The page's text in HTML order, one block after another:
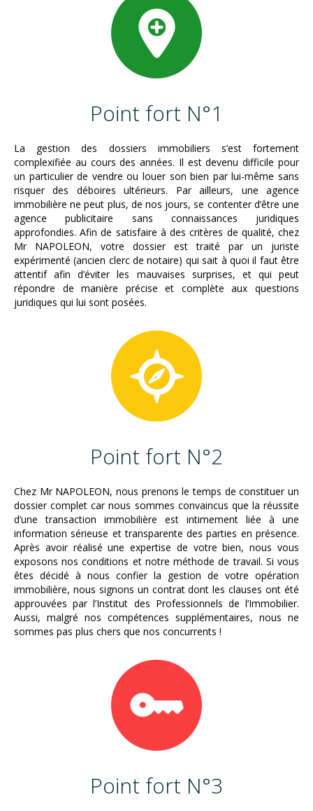
Point fort N°1
La gestion des dossiers immobiliers s’est fortement
complexifiée au cours des années. Il est devenu difficile pour
un particulier de vendre ou louer son bien par lui-même sans
risquer des déboires ultérieurs. Par ailleurs, une agence
immobilière ne peut plus, de nos jours, se contenter d’être une
agence publicitaire sans connaissances juridiques
approfondies. Afin de satisfaire à des critères de qualité, chez
Mr NAPOLEON, votre dossier est traité par un juriste
expérimenté (ancien clerc de notaire) qui sait à quoi il faut être
attentif afin d’éviter les mauvaises surprises, et qui peut
répondre de manière précise et complète aux questions
juridiques qui lui sont posées.
Point fort N°2
Chez Mr NAPOLEON, nous prenons le temps de constituer un
dossier complet car nous sommes convaincus que la réussite
d’une transaction immobilière est intimement liée à une
information sérieuse et transparente des parties en présence.
Après avoir réalisé une expertise de votre bien, nous vous
exposons nos conditions et notre méthode de travail. Si vous
êtes décidé à nous confier la gestion de votre opération
immobilière, nous signons un contrat dont les clauses ont été
approuvées par l’Institut des Professionnels de l’Immobilier.
Aussi, malgré nos compétences supplémentaires, nous ne
sommes pas plus chers que nos concurrents !
Point fort N°3